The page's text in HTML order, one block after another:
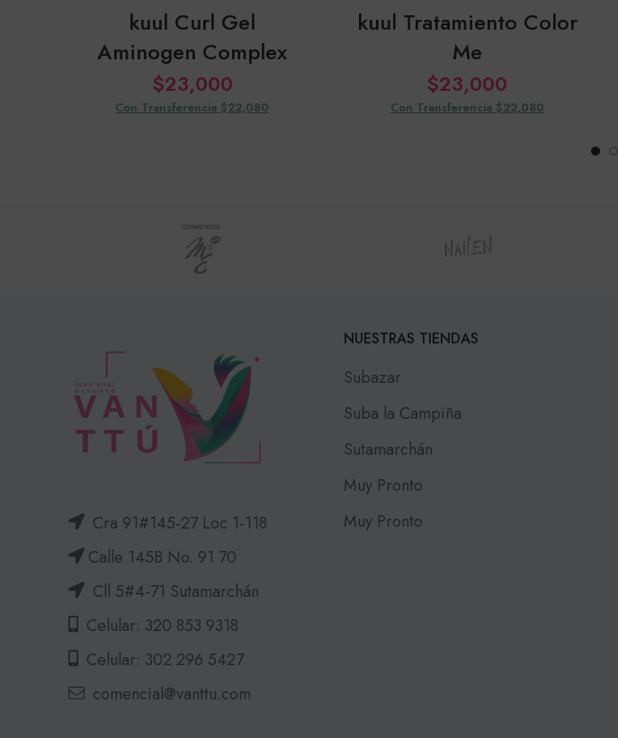
kuul Curl Gel
Aminogen Complex
$23,000
Con Transferencia $22,080
kuul Tratamiento Color
Me
$23,000
Con Transferencia $22,080
Cra 91#145-27 Loc 1-118
Calle 145B No. 91 70
Cll 5#4-71 Sutamarchán
Celular: 320 853 9318
Celular: 302 296 5427
comencial@vanttu.com
NUESTRAS TIENDAS
Subazar
Suba la Campiña
Sutamarchán
Muy Pronto
Muy Pronto